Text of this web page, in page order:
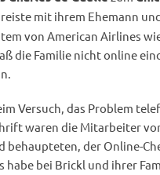
mit ihrem Ehemann
von American Airlines
die Familie nicht online
Versuch, das Problem
waren die Mitarbeiter
behaupteten, der Online-
bei Brickl und ihrer